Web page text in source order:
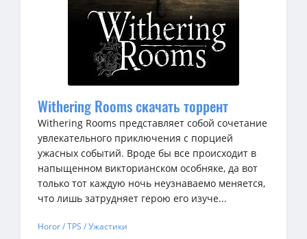
Withering Rooms скачать торрент
Withering Rooms представляет собой сочетание
увлекательного приключения с порцией
ужасных событий. Вроде бы все происходит в
напыщенном викторианском особняке, да вот
только тот каждую ночь неузнаваемо меняется,
что лишь затрудняет герою его изуче...
Horor / TPS / Ужастики